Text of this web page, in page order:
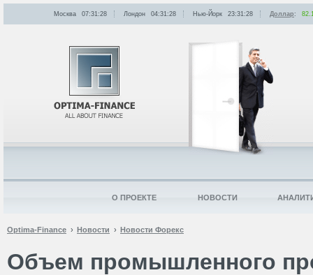
Optima-Finance Новости Новости Форекс
Объем промышленного
Москва 07:31:28 Лондон 04:31:28 Нью-Йорк 23:31:28 Доллар:
О ПРОЕКТЕ НОВОСТИ